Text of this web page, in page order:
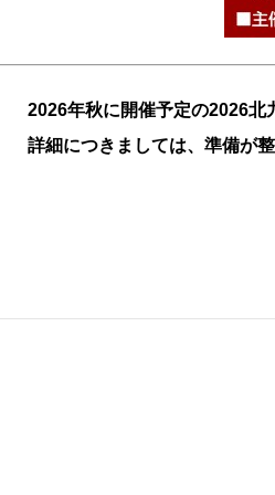
2026年秋に開催予定の2026北
詳細につきましては、準備が整